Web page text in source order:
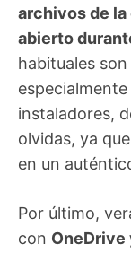
archivos de la
abierto
habituales
instaladores,
olvidas, ya
en un
Por último,
con OneDrive